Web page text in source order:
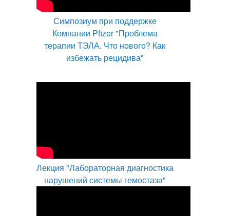
Симпозиум при поддержке
Компании Pfizer "Проблема
терапии ТЭЛА. Что нового? Как
избежать рецидива"
Лекция "Лабораторная диагностика
нарушений системы гемостаза"